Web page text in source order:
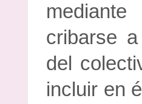
cribarse
del
incluir en